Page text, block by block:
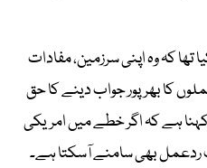
کہ وہ اپنی سرزمین، مفادات
کا بھرپور جواب دینے کا حق
ہے کہ اگر خطے میں امریکی
ردعمل بھی سامنے آسکتا ہے۔